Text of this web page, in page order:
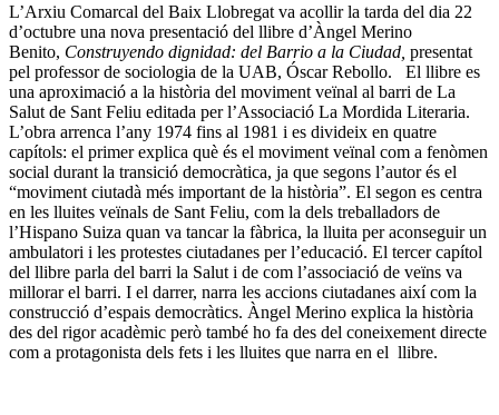
L’Arxiu Comarcal del Baix Llobregat va acollir la tarda del dia 22
d’octubre una nova presentació del llibre d’Àngel Merino
Benito, Construyendo dignidad: del Barrio a la Ciudad, presentat
pel professor de sociologia de la UAB, Óscar Rebollo.
El llibre es
una aproximació a la història del moviment veïnal al barri de La
Salut de Sant Feliu editada per l’Associació La Mordida Literaria.
L’obra arrenca l’any 1974 fins al 1981 i es divideix en quatre
capítols: el primer explica què és el moviment veïnal com a fenòmen
social durant la transició democràtica, ja que segons l’autor és el
“moviment ciutadà més important de la història”. El segon es centra
en les lluites veïnals de Sant Feliu, com la dels treballadors de
l’Hispano Suiza quan va tancar la fàbrica, la lluita per aconseguir un
ambulatori i les protestes ciutadanes per l’educació. El tercer capítol
del llibre parla del barri la Salut i de com l’associació de veïns va
millorar el barri. I el darrer, narra les accions ciutadanes així com la
construcció d’espais democràtics. Àngel Merino explica la història
des del rigor acadèmic però també ho fa des del coneixement directe
com a protagonista dels fets i les lluites que narra en el llibre.